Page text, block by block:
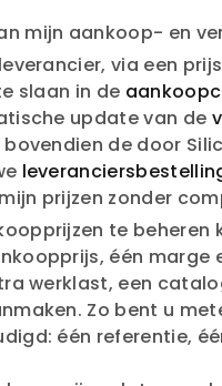
mijn aankoop- en
via een
slaan in de
update van de
de door
prijzen zonder
te
één
werklast, een
Zo bent u
één referentie,